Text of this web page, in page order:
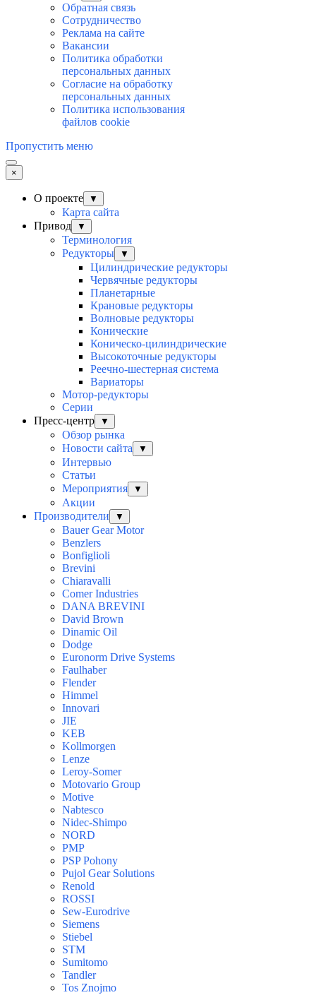
Обратная связь
Сотрудничество
Реклама на сайте
Вакансии
Политика обработки
персональных данных
Согласие на обработку
персональных данных
Политика использования
файлов cookie
Пропустить меню
×
О проекте ▼
Карта сайта
Привод
▼
Терминология
Редукторы
▼
Цилиндрические редукторы
Червячные редукторы
Планетарные
Крановые редукторы
Волновые редукторы
Конические
Коническо-цилиндрические
Высокоточные редукторы
Реечно-шестерная система
Вариаторы
Мотор-редукторы
Серии
Пресс-центр
▼
Обзор рынка
Новости сайта
▼
Интервью
Статьи
Мероприятия
▼
Акции
Производители
▼
Bauer Gear Motor
Benzlers
Bonfiglioli
Brevini
Chiaravalli
Comer Industries
DANA BREVINI
David Brown
Dinamic Oil
Dodge
Euronorm Drive Systems
Faulhaber
Flender
Himmel
Innovari
JIE
KEB
Kollmorgen
Lenze
Leroy-Somer
Motovario Group
Motive
Nabtesco
Nidec-Shimpo
NORD
PMP
PSP Pohony
Pujol Gear Solutions
Renold
ROSSI
Sew-Eurodrive
Siemens
Stiebel
STM
Sumitomo
Tandler
Tos Znojmo